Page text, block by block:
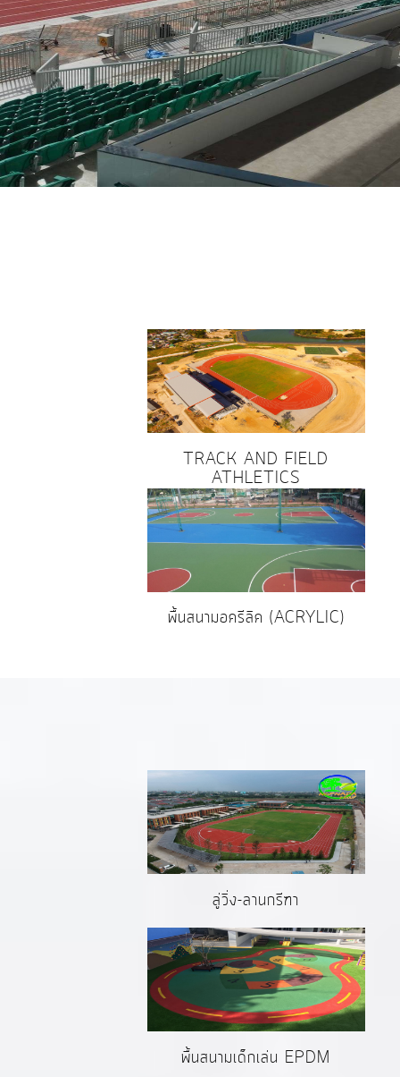
TRACK AND FIELD
ATHLETICS
พื้นสนามอครีลิค (ACRYLIC)
ลู่วิ่ง-ลานกรีฑา
พื้นสนามเด็กเล่น EPDM